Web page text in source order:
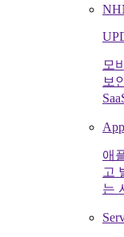
모
보
애
고
는